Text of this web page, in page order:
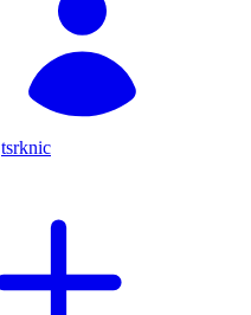
tsrknic